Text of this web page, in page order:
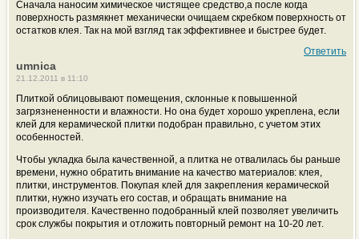
Сначала наносим химическое чистящее средство,а после когда
поверхность размякнет механически очищаем скребком поверхность от
остатков клея. Так на мой взгляд так эффективнее и быстрее будет.
Ответить
umnica
21.12.2011 в 11:10
Плиткой облицовывают помещения, склонные к повышенной
загрязнененности и влажности. Но она будет хорошо укреплена, если
клей для керамической плитки подобран правильно, с учетом этих
особенностей.
Чтобы укладка была качественной, а плитка не отвалилась бы раньше
времени, нужно обратить внимание на качество материалов: клея,
плитки, инструментов. Покупая клей для закрепления керамической
плитки, нужно изучать его состав, и обращать внимание на
производителя. Качественно подобранный клей позволяет увеличить
срок службы покрытия и отложить повторный ремонт на 10-20 лет.